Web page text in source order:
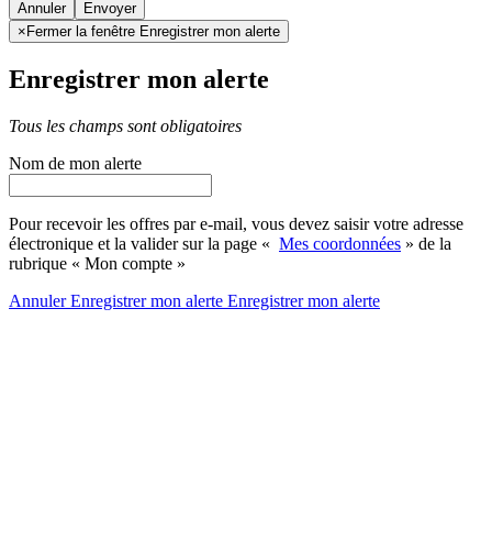
Annuler
× Fermer la fenêtre Enregistrer mon alerte
Enregistrer mon alerte
Tous les champs sont obligatoires
Nom de mon alerte
Pour recevoir les offres par e-mail, vous devez saisir votre adresse
électronique et la valider sur la page « Mes coordonnées » de la
rubrique « Mon compte »
AnnulerEnregistrer mon alerte Enregistrermon alerte